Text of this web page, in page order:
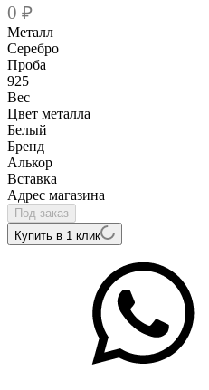
0 ₽
Металл
Серебро
Проба
925
Вес
Цвет металла
Белый
Бренд
Алькор
Вcтавка
Адрес магазина
Под заказ
Купить в 1 клик